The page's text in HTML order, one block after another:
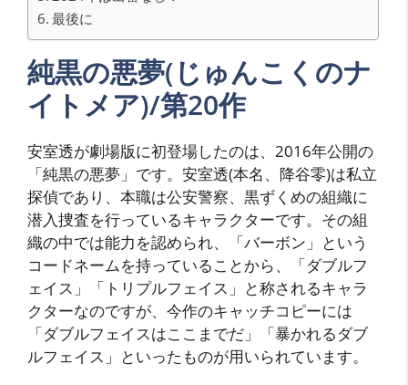
最後に
純黒の悪夢(じゅんこくのナ
イトメア)/第20作
安室透が劇場版に初登場したのは、2016年公開の
「純黒の悪夢」です。安室透(本名、降谷零)は私立
探偵であり、本職は公安警察、黒ずくめの組織に
潜入捜査を行っているキャラクターです。その組
織の中では能力を認められ、「バーボン」という
コードネームを持っていることから、「ダブルフ
ェイス」「トリプルフェイス」と称されるキャラ
クターなのですが、今作のキャッチコピーには
「ダブルフェイスはここまでだ」「暴かれるダブ
ルフェイス」といったものが用いられています。